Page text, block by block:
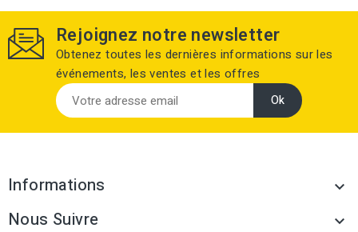
Rejoignez notre newsletter
Obtenez toutes les dernières informations sur les
événements, les ventes et les offres
Informations 
Nous Suivre 